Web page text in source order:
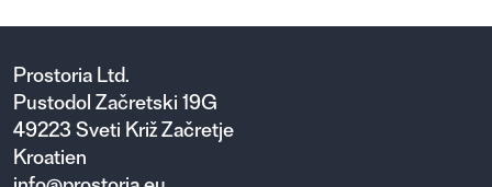
Prostoria Ltd.
Pustodol Začretski 19G
49223 Sveti Križ Začretje
Kroatien